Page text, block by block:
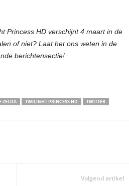
Princess HD verschijnt 4 maart in de
of niet? Laat het ons weten in de
berichtensectie!
ZELDA TWILIGHT PRINCESS HD
TWITTER
Volgend artikel